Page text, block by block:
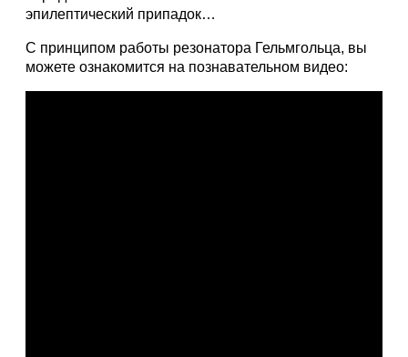
эпилептический припадок…
C принципом работы резонатора Гельмгольца, вы
можете ознакомится на познавательном видео: